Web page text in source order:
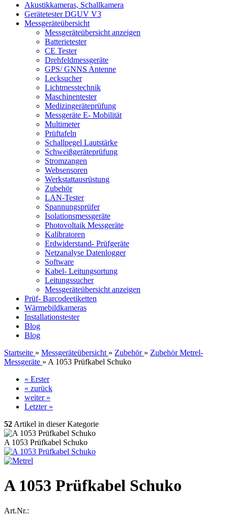
Akustikkameras, Schallkamera
Gerätetester DGUV V3
Messgeräteübersicht
Messgeräteübersicht anzeigen
Batterietester
CE Tester
Drehfeldmessgeräte
GPS/ GNNS Antenne
Lecksucher
Lichtmesstechnik
Maschinentester
Medizingeräteprüfung
Messgeräte E- Mobilität
Multimeter
Prüftafeln
Schallpegel Lautstärke
Schweißgeräteprüfung
Stromzangen
Websensoren
Werkstattausrüstung
Zubehör
LAN-Tester
Spannungsprüfer
Isolationsmessgeräte
Photovoltaik Messgeräte
Kalibratoren
Erdwiderstand- Prüfgeräte
Netzanalyse Datenlogger
Software
Kabel- Leitungsortung
Leitungssucher
Messgeräteübersicht anzeigen
Prüf- Barcodeetiketten
Wärmebildkameras
Installationstester
Blog
Blog
Startseite » Messgeräteübersicht » Zubehör » Zubehör Metrel-
Messgeräte » A 1053 Prüfkabel Schuko
« Erster
« zurück
weiter »
Letzter »
52 Artikel in dieser Kategorie
A 1053 Prüfkabel Schuko
A 1053 Prüfkabel Schuko
Art.Nr.: